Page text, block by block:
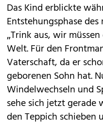
Das Kind erblickte
Entstehungsphase
„Trink aus, wir
Welt. Für den
Vaterschaft, da er
geborenen Sohn hat.
Windelwechseln und
sehe sich jetzt gerade
den Teppich schieben